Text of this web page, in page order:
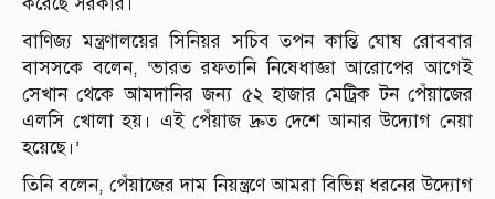
বাণিজ্য মন্ত্রণালয়ের সিনিয়র সচিব তপন কান্তি ঘোষ রোববার
বাসসকে বলেন, ‘ভারত রফতানি নিষেধাজ্ঞা আরোপের আগেই
সেখান থেকে আমদানির জন্য ৫২ হাজার মেট্রিক টন পেঁয়াজের
এলসি খোলা হয়। এই পেঁয়াজ দ্রুত দেশে আনার উদ্যোগ নেয়া
হয়েছে।’
তিনি বলেন, পেঁয়াজের দাম নিয়ন্ত্রণে আমরা বিভিন্ন ধরনের উদ্যোগ